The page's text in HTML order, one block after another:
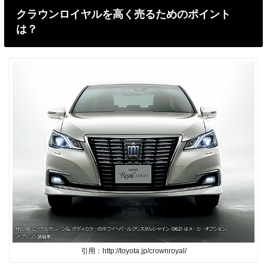
クラウンロイヤルを高く売るためのポイント
は？
引用：http://toyota.jp/crownroyal/